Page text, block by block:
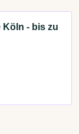
Köln - bis zu